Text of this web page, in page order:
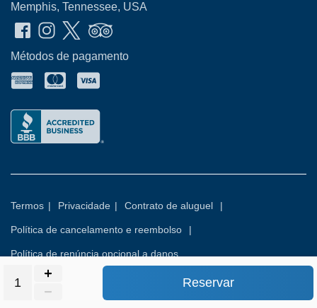
Reservar
Memphis, Tennessee, USA
Métodos de pagamento
Termos | Privacidade | Contrato de aluguel |
Política de cancelamento e reembolso |
Política de renúncia opcional a danos
© 2026 Todos os direitos reservados.